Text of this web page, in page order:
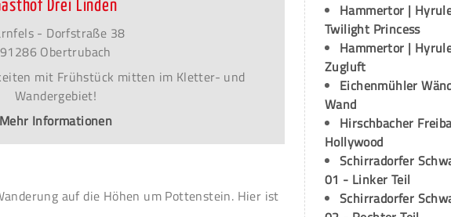
Drei Linden
- Dorfstraße 38
91286 Obertrubach
mit Frühstück mitten im Kletter- und
Wandergebiet!
Informationen
auf die Höhen um Pottenstein. Hier ist
Hammertor |
Twilight Princess
Hammertor |
Zugluft
Eichenmühler
Wand
Hirschbacher
Hollywood
Schirradorfer
01 - Linker Teil
Schirradorfer